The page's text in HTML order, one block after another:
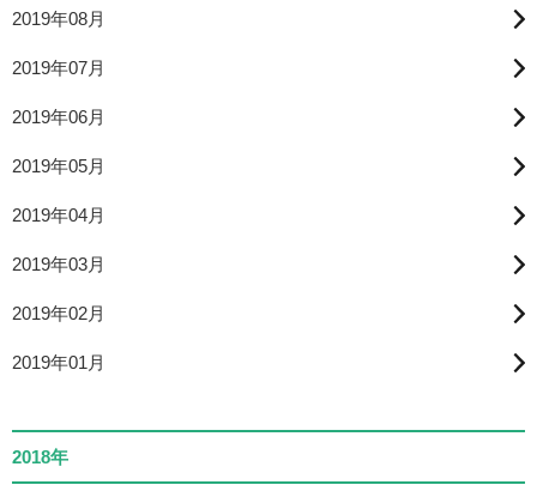
2019年08月
2019年07月
2019年06月
2019年05月
2019年04月
2019年03月
2019年02月
2019年01月
2018年